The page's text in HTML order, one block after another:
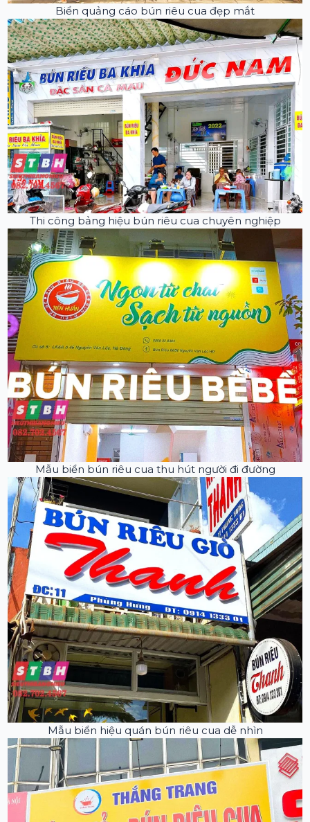
Biển quảng cáo bún riêu cua đẹp mắt
Thi công bảng hiệu bún riêu cua chuyên nghiệp
Mẫu biển bún riêu cua thu hút người đi đường
Mẫu biển hiệu quán bún riêu cua dễ nhìn